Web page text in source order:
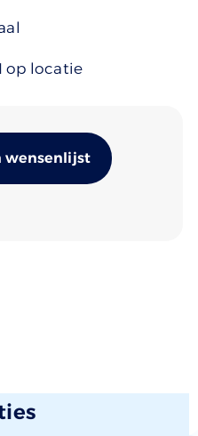
op locatie
wensenlijst